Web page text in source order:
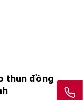
thun đồng